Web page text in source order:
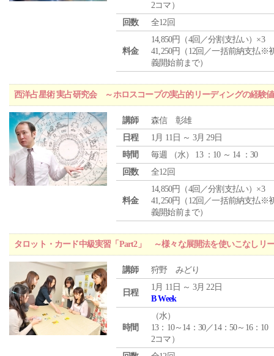
2コマ）
回数
全12回
料金
14,850円（4回／分割支払い）×3
41,250円（12回／一括前納支払※
義開始前まで）
西洋占星術 実占研究会 ～ホロスコープの実占的リーディングの経験
講師
森信 彰雄
日程
1月 11日 ～ 3月 29日
時間
毎週 （水） 13 ：10 ～ 14 ：30
回数
全12回
料金
14,850円（4回／分割支払い）×3
41,250円（12回／一括前納支払※
義開始前まで）
タロット・カード中級実習「Part2」 ～様々な展開法を使いこなしリ
講師 狩野 みどり
日程
1月 11日 ～ 3月 22日
B Week
時間
（水）
13：10～14：30／14：50～16：10
2コマ）